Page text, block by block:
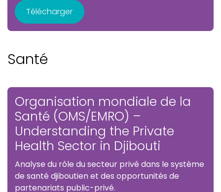
Télécharger
Santé
Organisation mondiale de la
Santé (OMS/EMRO) –
Understanding the Private
Health Sector in Djibouti
Analyse du rôle du secteur privé dans le système
de santé djiboutien et des opportunités de
partenariats public-privé.